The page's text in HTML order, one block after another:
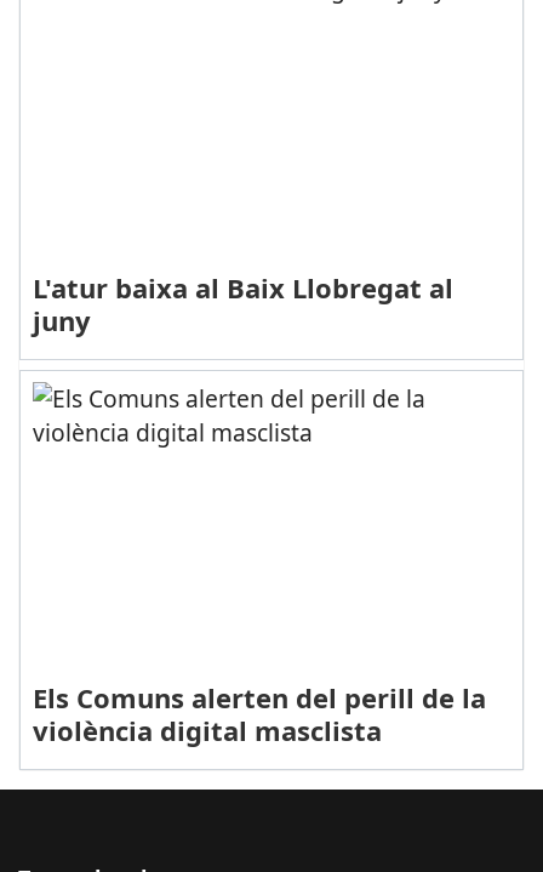
L'atur baixa al Baix Llobregat al
juny
Els Comuns alerten del perill de la
violència digital masclista